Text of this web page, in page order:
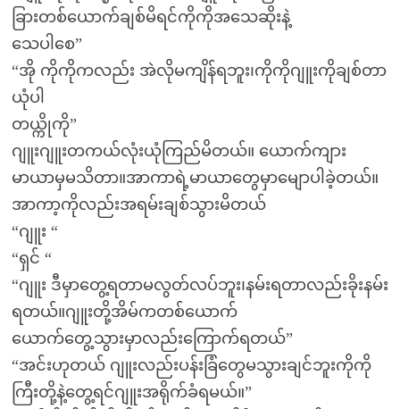
ခြားတစ်ယောက်ချစ်မိရင်ကိုကိုအသေဆိုးနဲ့
သေပါစေ”
“အို ကိုကိုကလည်း အဲလိုမကျိန်ရဘူး၊ကိုကိုဂျူးကိုချစ်တာ
ယုံပါ
တယ္ကိုကို”
ဂျူးဂျူးတကယ်လုံးယုံကြည်မိတယ်။ ယောက်ကျား
မာယာမှမသိတာ။အာကာရဲ့မာယာတွေမှာမျောပါခဲ့တယ်။
အာကာ့ကိုလည်းအရမ်းချစ်သွားမိတယ်
“ဂျူး “
“ရှင် “
“ဂျူး ဒီမှာတွေ့ရတာမလွတ်လပ်ဘူး၊နမ်းရတာလည်းခိုးနမ်း
ရတယ်။ဂျူးတို့အိမ်ကတစ်ယောက်
ယောက်တွေ့သွားမှာလည်းကြောက်ရတယ်”
“အင်းဟုတယ် ဂျူးလည်းပန်းခြံတွေမသွားချင်ဘူးကိုကို
ကြီးတို့နဲ့တွေ့ရင်ဂျူးအရိုက်ခံရမယ်။”